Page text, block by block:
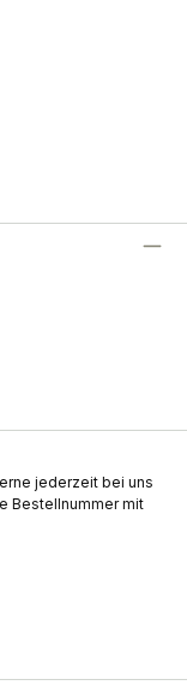
jederzeit bei uns
Bestellnummer mit